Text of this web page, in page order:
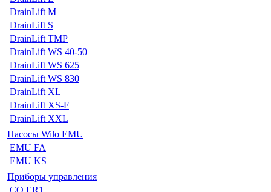
DrainLift M
DrainLift S
DrainLift TMP
DrainLift WS 40-50
DrainLift WS 625
DrainLift WS 830
DrainLift XL
DrainLift XS-F
DrainLift XXL
Насосы Wilo EMU
EMU FA
EMU KS
Приборы управления
CO ER1